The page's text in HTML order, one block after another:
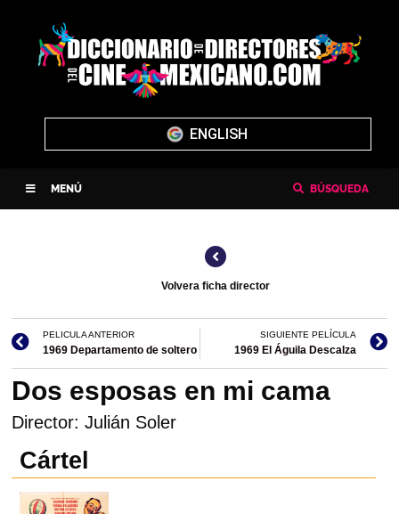
ENGLISH
MENÚ BÚSQUEDA
Volvera ficha director
PELICULA ANTERIOR
1969 Departamento de soltero
SIGUIENTE PELÍCULA
1969 El Águila Descalza
Dos esposas en mi cama
Director: Julián Soler
Cártel